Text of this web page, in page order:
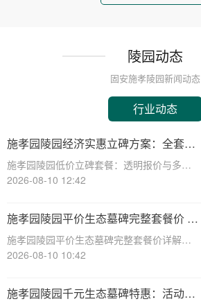
陵园动态
固安施孝陵园新闻动态
行业动态
施孝园陵园经济实惠立碑方案：全套碑
体材料费用已含，深度解析优惠内容
施孝园陵园低价立碑套餐：透明报价与多重
优惠深度解析☎ 施孝园陵园电话:400-838-
益多元化，陵园作为承载哀思的重要场所，
其服务内容及价格体系也愈发丰富。
2026-08-10 12:42
施孝园陵园平价生态墓碑完整套餐价 刻
字绿化全部包含在内详解
施孝园陵园平价生态墓碑完整套餐价详解☎
施孝园陵园电话:400-838-5063在现代社会，
的增强，选择生态墓碑已成为一种趋势。施
孝园陵园作为一家专业的陵园机构
2026-08-10 10:42
施孝园陵园千元生态墓碑特惠：活动期